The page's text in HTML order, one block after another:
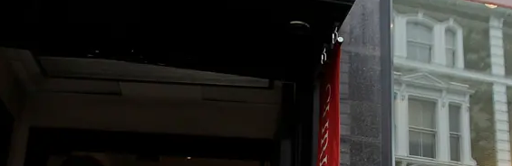
Europapolitik